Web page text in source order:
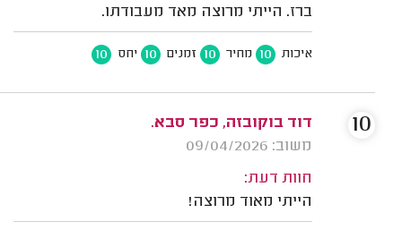
ברז. הייתי מרוצה מאד מעבודתו.
איכות 10 מחיר 10 זמנים 10 יחס 10
דוד בוקובזה, כפר סבא.
משוב: 09/04/2026
חוות דעת:
הייתי מאוד מרוצה!
10